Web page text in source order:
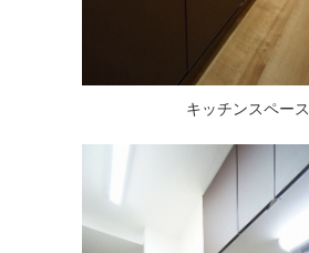
キッチンスペース